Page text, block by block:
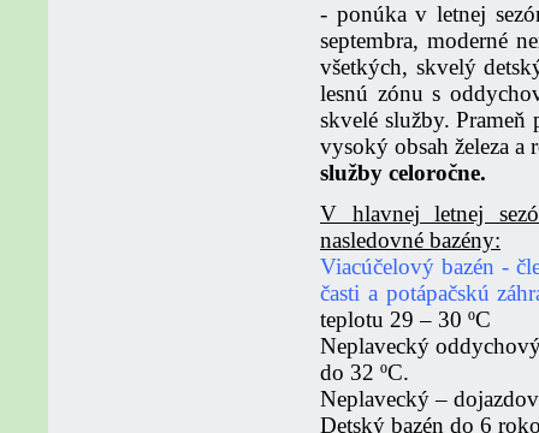
- ponúka v letnej
septembra, moderné
všetkých, skvelý
lesnú zónu s
skvelé služby.
vysoký obsah železa
služby celoročne.
V hlavnej letnej
nasledovné bazény:
Viacúčelový bazén -
časti a potápačskú
teplotu 29 – 30 ºC
Neplavecký
do 32 ºC.
Neplavecký –
Detský bazén do 6